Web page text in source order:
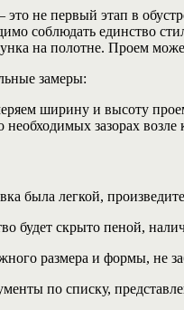
это не первый этап в
соблюдать единство
на полотне. Проем
замеры:
ширину и высоту
необходимых зазорах
была легкой,
будет скрыто пеной,
размера и формы, не
по списку,